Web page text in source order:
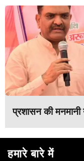
प्रशासन की मनमानी
हमारे बारे में